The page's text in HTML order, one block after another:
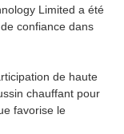
Limited a été
confiance dans
de haute
chauffant pour
favorise le